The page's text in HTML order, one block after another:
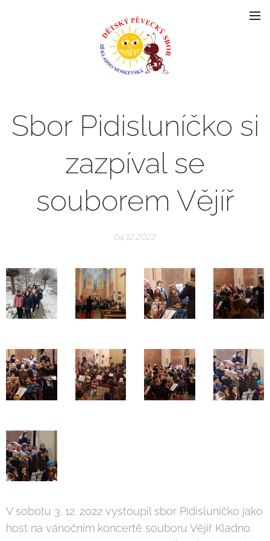
Sbor Pidisluníčko si
zazpíval se
souborem Vějíř
04.12.2022
V sobotu 3. 12. 2022 vystoupil sbor Pidisluníčko jako
host na vánočním koncertě souboru Vějíř Kladno.